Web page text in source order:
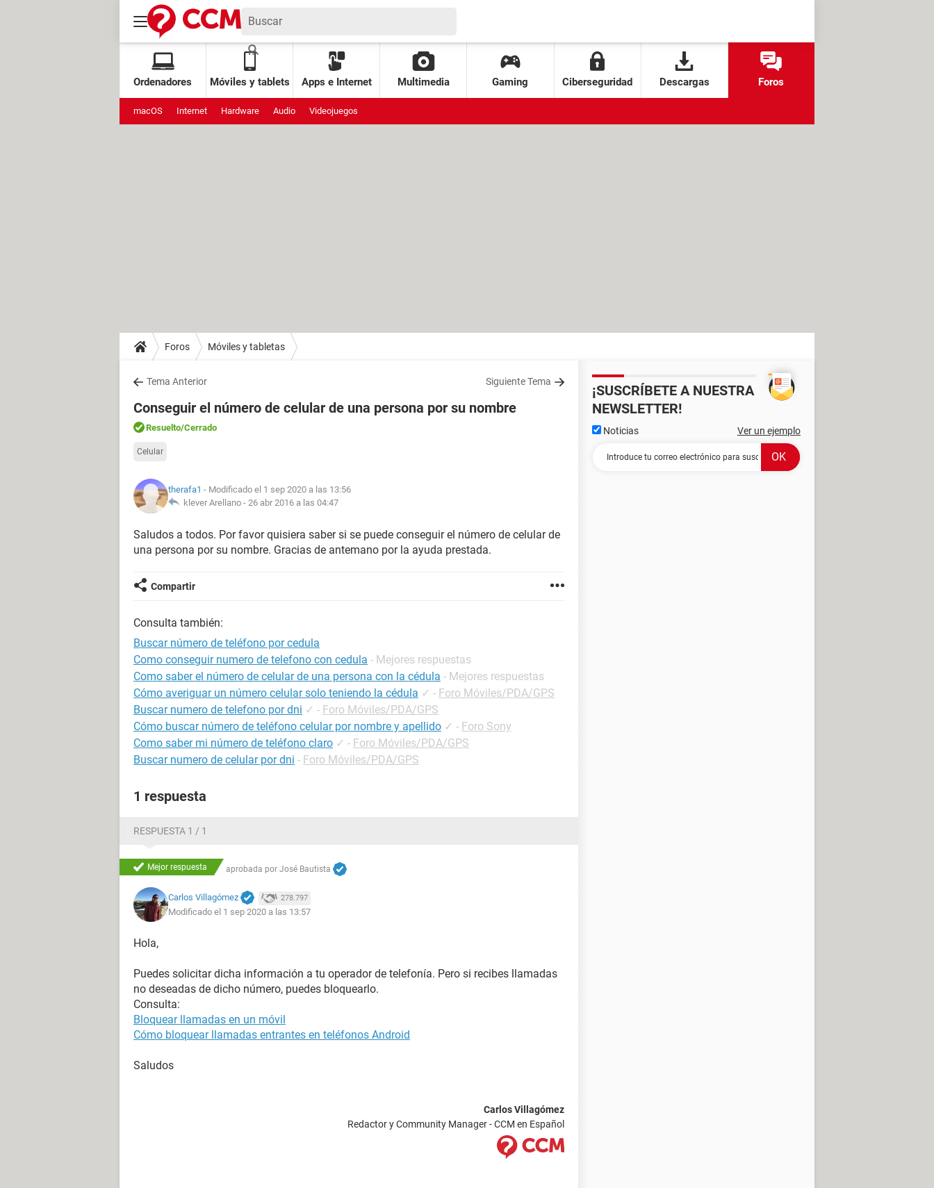
Ordenadores Móviles y tablets Apps e Internet Multimedia Gaming Ciberseguridad Descargas Foros
macOS Internet Hardware Audio Videojuegos
Foros Móviles y tabletas
Tema Anterior Siguiente Tema
Conseguir el número de celular de una persona por su nombre
Resuelto/Cerrado
Celular
therafa1 - Modificado el 1 sep 2020 a las 13:56
klever Arellano - 26 abr 2016 a las 04:47
Saludos a todos. Por favor quisiera saber si se puede conseguir el número de celular de
una persona por su nombre. Gracias de antemano por la ayuda prestada.
Compartir
Consulta también:
Buscar número de teléfono por cedula
Como conseguir numero de telefono con cedula - Mejores respuestas
Como saber el número de celular de una persona con la cédula - Mejores respuestas
Cómo averiguar un número celular solo teniendo la cédula ✓ - Foro Móviles/PDA/GPS
Buscar numero de telefono por dni ✓ - Foro Móviles/PDA/GPS
Cómo buscar número de teléfono celular por nombre y apellido ✓ - Foro Sony
Como saber mi número de teléfono claro ✓ - Foro Móviles/PDA/GPS
Buscar numero de celular por dni - Foro Móviles/PDA/GPS
1 respuesta
RESPUESTA 1 / 1
Mejor respuesta aprobada por José Bautista
Carlos Villagómez 278.797
Modificado el 1 sep 2020 a las 13:57
Hola,
Puedes solicitar dicha información a tu operador de telefonía. Pero si recibes llamadas
no deseadas de dicho número, puedes bloquearlo.
Consulta:
Bloquear llamadas en un móvil
Cómo bloquear llamadas entrantes en teléfonos Android
Saludos
Carlos Villagómez
Redactor y Community Manager - CCM en Español
¡SUSCRÍBETE A NUESTRA
NEWSLETTER!
Noticias Ver un ejemplo